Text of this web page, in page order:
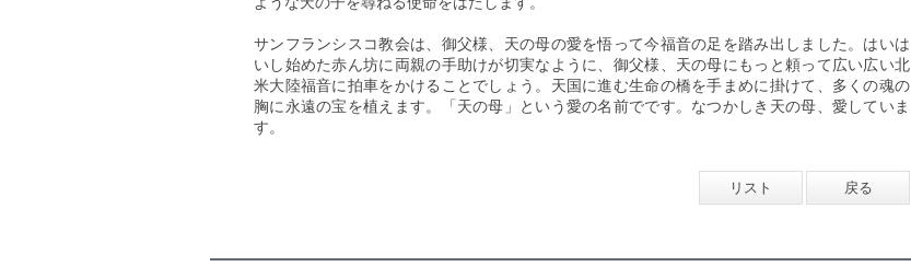
サンフランシスコ教会は、御父様、天の母の愛を悟って今福音の足を踏み出しました。はいは
いし始めた赤ん坊に両親の手助けが切実なように、御父様、天の母にもっと頼って広い広い北
米大陸福音に拍車をかけることでしょう。天国に進む生命の橋を手まめに掛けて、多くの魂の
胸に永遠の宝を植えます。「天の母」という愛の名前でです。なつかしき天の母、愛していま
す。
リスト 戻る